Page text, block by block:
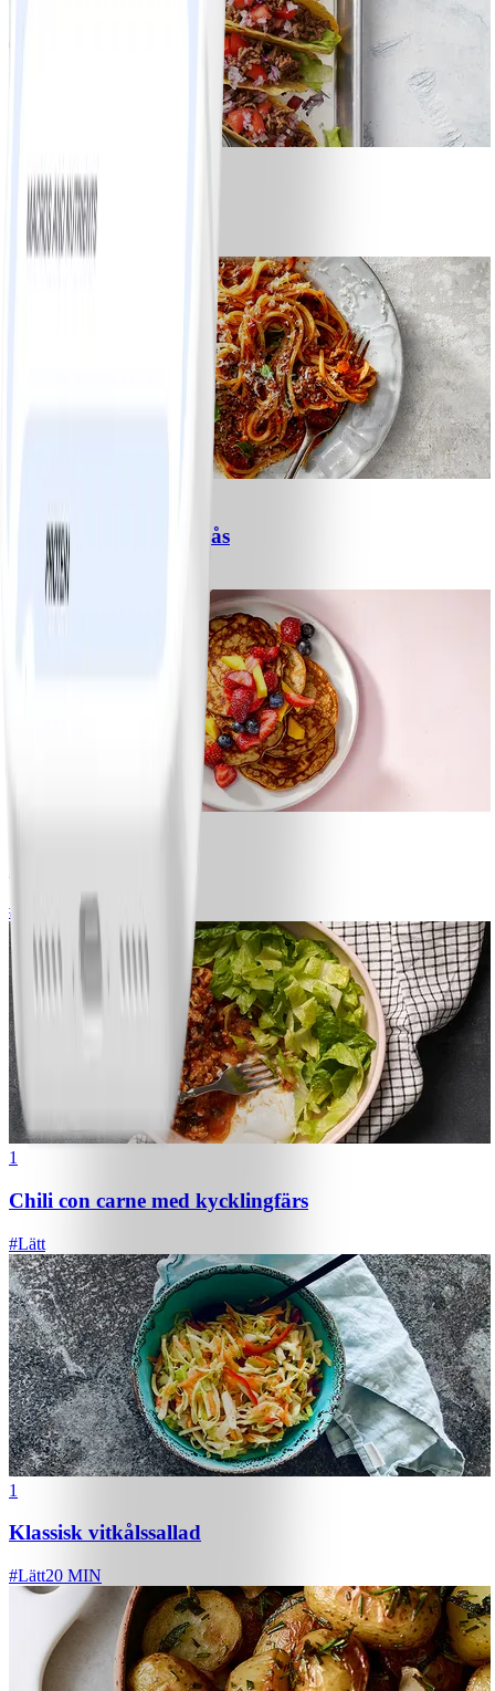
Tacos
Lätt15 MIN
Spagetti med köttfärssås
10 MIN
# 5 MIN
1
Chili con carne med kycklingfärs
#Lätt
1
Klassisk vitkålssallad
#Lätt20 MIN